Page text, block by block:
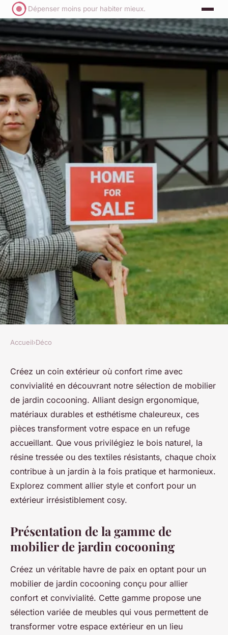
Dépenser moins pour habiter mieux.
Découvrez notre sélection de
mobilier de jardin cocooning
Louise•7 juillet 2025• 11 min de lecture
Accueil›Déco
Créez un coin extérieur où confort rime avec
convivialité en découvrant notre sélection de mobilier
de jardin cocooning. Alliant design ergonomique,
matériaux durables et esthétisme chaleureux, ces
pièces transforment votre espace en un refuge
accueillant. Que vous privilégiez le bois naturel, la
résine tressée ou des textiles résistants, chaque choix
contribue à un jardin à la fois pratique et harmonieux.
Explorez comment allier style et confort pour un
extérieur irrésistiblement cosy.
Présentation de la gamme de
mobilier de jardin cocooning
Créez un véritable havre de paix en optant pour un
mobilier de jardin cocooning conçu pour allier
confort et convivialité. Cette gamme propose une
sélection variée de meubles qui vous permettent de
transformer votre espace extérieur en un lieu